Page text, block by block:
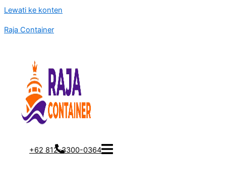
Lewati ke konten
Raja Container
+62 812-3300-0364